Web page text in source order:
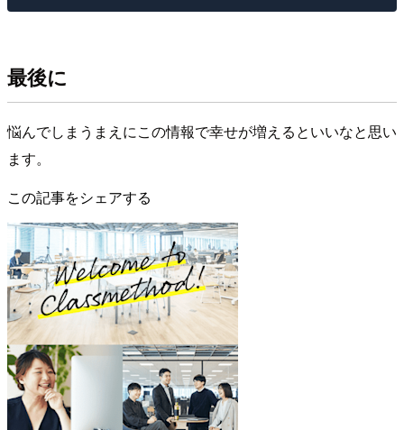
最後に
悩んでしまうまえにこの情報で幸せが増えるといいなと思い
ます。
この記事をシェアする